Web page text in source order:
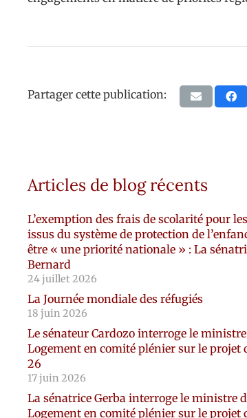
Partager cette publication:
Articles de blog récents
L’exemption des frais de scolarité pour
issus du système de protection de
être « une priorité nationale » : La
Bernard
24 juillet 2026
La Journée mondiale des réfugiés
18 juin 2026
Le sénateur Cardozo interroge le
Logement en comité plénier sur le projet
26
17 juin 2026
La sénatrice Gerba interroge le ministre
Logement en comité plénier sur le projet